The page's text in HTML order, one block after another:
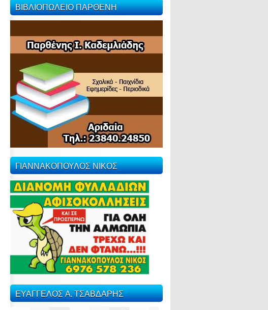
ΒΙΒΛΙΟΠΩΛΕΙΟ ΠΑΡΘΕΝΗ
ΓΙΑΝΝΑΚΟΠΟΥΛΟΣ ΝΙΚΟΣ
ΕΥΑΓΓΕΛΟΣ Α. ΤΣΑΒΔΑΡΗΣ